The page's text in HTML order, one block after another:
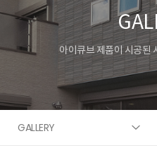
아이큐브 제품이 시공된
GALLERY